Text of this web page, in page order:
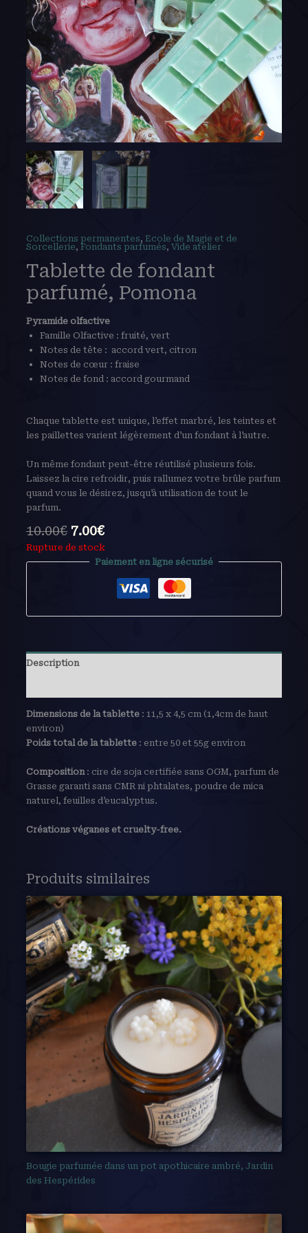
Collections permanentes, Ecole de Magie et de
Sorcellerie, Fondants parfumés, Vide atelier
Tablette de fondant
parfumé, Pomona
Pyramide olfactive
Famille Olfactive : fruité, vert
Notes de tête : accord vert, citron
Notes de cœur : fraise
Notes de fond : accord gourmand
Chaque tablette est unique, l’effet marbré, les teintes et
les paillettes varient légèrement d’un fondant à l’autre.
Un même fondant peut-être réutilisé plusieurs fois.
Laissez la cire refroidir, puis rallumez votre brûle parfum
quand vous le désirez, jusqu’à utilisation de tout le
parfum.
10.00€ 7.00€
Rupture de stock
Paiement en ligne sécurisé
Description
Dimensions de la tablette: 11,5 x 4,5 cm (1,4cm de haut
environ)
Poids total de la tablette: entre 50 et 55g environ
Composition: cire de soja certifiée sans OGM, parfum de
Grasse garanti sans CMR ni phtalates, poudre de mica
naturel, feuilles d’eucalyptus.
Créations véganes et cruelty-free.
Produits similaires
Bougie parfumée dans un pot apothicaire ambré, Jardin
des Hespérides